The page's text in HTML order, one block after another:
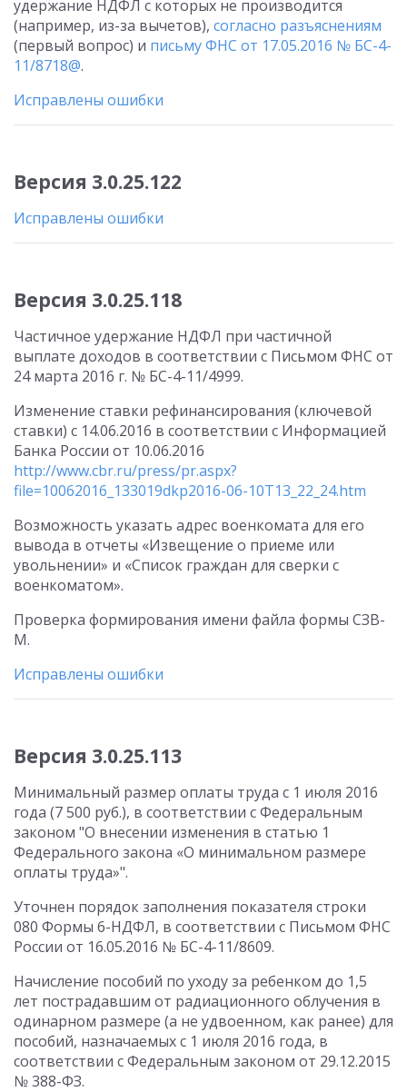
удержание НДФЛ с которых не производится
(например, из-за вычетов), согласно разъяснениям
(первый вопрос) и письму ФНС от 17.05.2016 № БС-4-
11/8718@.
Исправлены ошибки
Версия 3.0.25.122
Исправлены ошибки
Версия 3.0.25.118
Частичное удержание НДФЛ при частичной
выплате доходов в соответствии с Письмом ФНС от
24 марта 2016 г. № БС-4-11/4999.
Изменение ставки рефинансирования (ключевой
ставки) с 14.06.2016 в соответствии с Информацией
Банка России от 10.06.2016
http://www.cbr.ru/press/pr.aspx?
file=10062016_133019dkp2016-06-10T13_22_24.htm
Возможность указать адрес военкомата для его
вывода в отчеты «Извещение о приеме или
увольнении» и «Список граждан для сверки с
военкоматом».
Проверка формирования имени файла формы СЗВ-
М.
Исправлены ошибки
Версия 3.0.25.113
Минимальный размер оплаты труда с 1 июля 2016
года (7 500 руб.), в соответствии с Федеральным
законом "О внесении изменения в статью 1
Федерального закона «О минимальном размере
оплаты труда»".
Уточнен порядок заполнения показателя строки
080 Формы 6-НДФЛ, в соответствии с Письмом ФНС
России от 16.05.2016 № БС-4-11/8609.
Начисление пособий по уходу за ребенком до 1,5
лет пострадавшим от радиационного облучения в
одинарном размере (а не удвоенном, как ранее) для
пособий, назначаемых с 1 июля 2016 года, в
соответствии с Федеральным законом от 29.12.2015
№ 388-ФЗ.